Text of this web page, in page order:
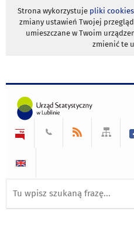
Strona wykorzystuje pliki cookies
zmiany ustawień Twojej
umieszczane w Twoim
zmienić te